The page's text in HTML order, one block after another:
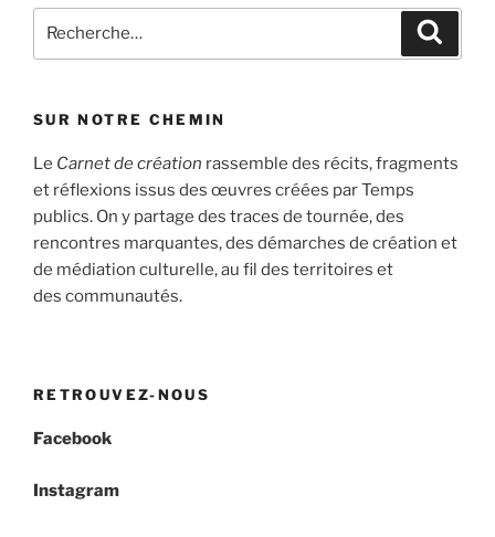
pour
SUR NOTRE CHEMIN
Le Carnet de création rassemble des récits, fragments
et réflexions issus des œuvres créées par Temps
publics. On y partage des traces de tournée, des
rencontres marquantes, des démarches de création et
de médiation culturelle, au fil des territoires et
des communautés.
RETROUVEZ-NOUS
Facebook
Instagram